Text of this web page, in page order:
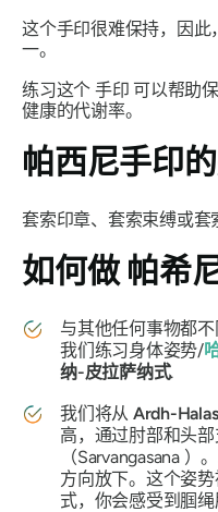
这个手印很难保持，因此
一。
练习这个 手印 可以帮助
健康的代谢率。
帕西尼手印
套索印章、套索束缚或套
如何做 帕希
与其他任何事物都不
我们练习身体姿势/
纳-皮拉萨纳式.
我们将从 Ardh-
高，通过肘部和头
（Sarvangasana）
方向放下。这个姿
式，你会感受到腘绳